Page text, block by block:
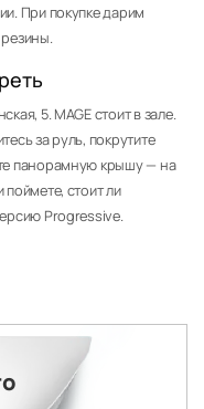
При покупке дарим
5. MAGE стоит в зале.
за руль, покрутите
панорамную крышу — на
стоит ли
Progressive.